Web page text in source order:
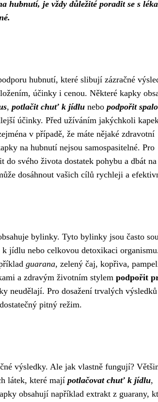
hubnutí, je vždy důležité poradit se s
hubnutí, které slibují zázračné
účinky i cenou. Některé kapky
, potlačit chuť k jídlu nebo podpořit
účinky. Před užíváním jakýchkoli
v případě, že máte nějaké zdravotní
na hubnutí nejsou samospasitelné. Pro
svého života dostatek pohybu a dbát
dosáhnout vašich cílů rychleji a
bylinky. Tyto bylinky jsou často
jídlu nebo celkovou detoxikaci
guarana, zelený čaj, kopřiva,
a zdravým životním stylem podpořit
neudělají. Pro dosažení trvalých
pitný režim.
výsledky. Ale jak vlastně fungují?
látek, které mají potlačovat chuť k jídlu,
obsahují například extrakt z guarany,